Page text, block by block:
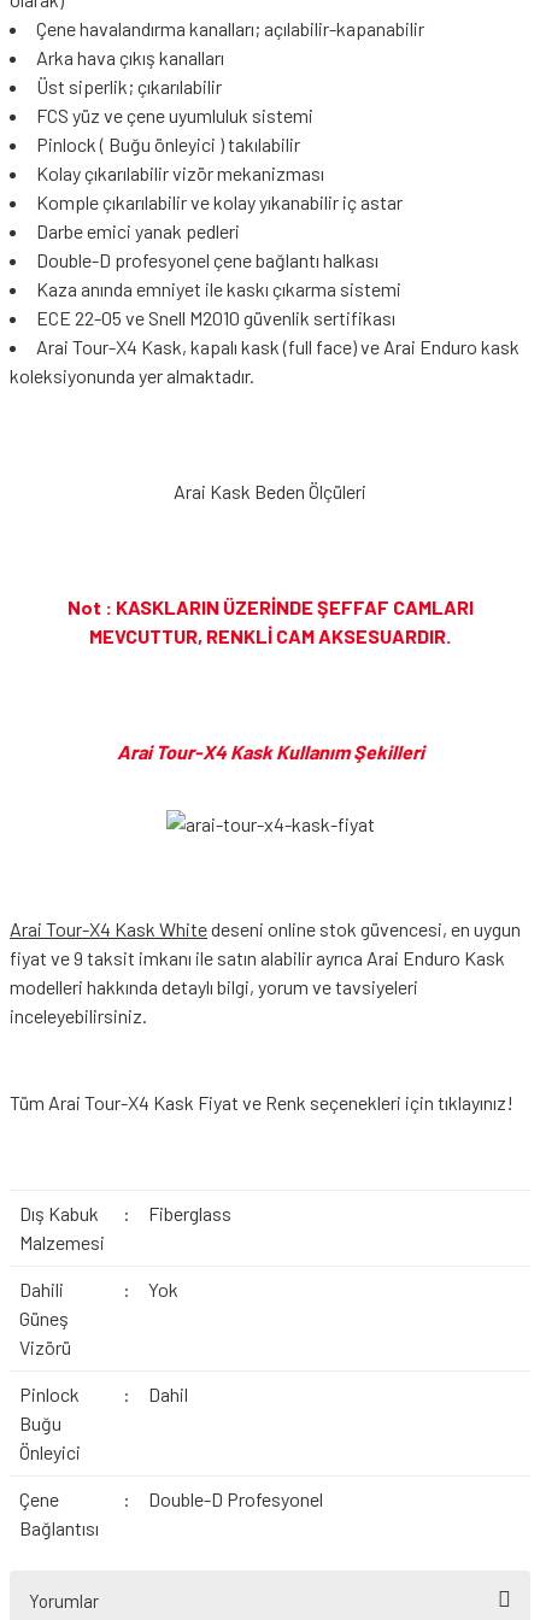
Çene havalandırma kanalları; açılabilir-kapanabilir
Arka hava çıkış kanalları
Üst siperlik; çıkarılabilir
FCS yüz ve çene uyumluluk sistemi
Pinlock ( Buğu önleyici ) takılabilir
Kolay çıkarılabilir vizör mekanizması
Komple çıkarılabilir ve kolay yıkanabilir iç astar
Darbe emici yanak pedleri
Double-D profesyonel çene bağlantı halkası
Kaza anında emniyet ile kaskı çıkarma sistemi
ECE 22-05 ve Snell M2010 güvenlik sertifikası
Arai Tour-X4 Kask, kapalı kask (full face) ve Arai Enduro kask
koleksiyonunda yer almaktadır.
Arai Kask Beden Ölçüleri
Not : KASKLARIN ÜZERİNDE ŞEFFAF CAMLARI
MEVCUTTUR, RENKLİ CAM AKSESUARDIR.
Arai Tour-X4 Kask Kullanım Şekilleri
Arai Tour-X4 Kask Whitedeseni online stok güvencesi, en uygun
fiyat ve 9 taksit imkanı ile satın alabilir ayrıca Arai Enduro Kask
modelleri hakkında detaylı bilgi, yorum ve tavsiyeleri
inceleyebilirsiniz.
Tüm Arai Tour-X4 Kask Fiyat ve Renk seçenekleri için tıklayınız!
Dış Kabuk
Malzemesi
: Fiberglass
Dahili
Güneş
Vizörü
: Yok
Pinlock
Buğu
Önleyici
: Dahil
Çene
Bağlantısı
: Double-D Profesyonel
Yorumlar